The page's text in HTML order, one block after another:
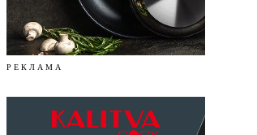
Р Е К Л А М А